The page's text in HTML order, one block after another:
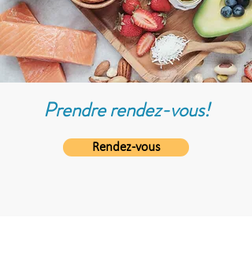
Prendre rendez-vous!
Rendez-vous